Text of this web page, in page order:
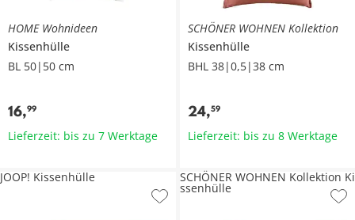
HOME Wohnideen
Kissenhülle
BL 50|50 cm
16,99
Lieferzeit: bis zu 7 Werktage
SCHÖNER WOHNEN Kollektion
Kissenhülle
BHL 38|0,5|38 cm
24,59
Lieferzeit: bis zu 8 Werktage
JOOP! Kissenhülle SCHÖNER WOHNEN Kollektion Ki
ssenhülle